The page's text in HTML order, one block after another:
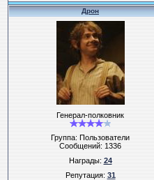
Дрон
Генерал-полковник
Группа: Пользователи
Сообщений:1336
Награды:24
Репутация:31